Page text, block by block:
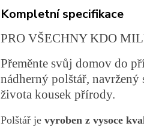
Kompletní specifikace
PRO VŠECHNY KDO
Přeměnte svůj domov do
nádherný polštář,
života kousek přírody.
Polštář je vyroben z vysoce